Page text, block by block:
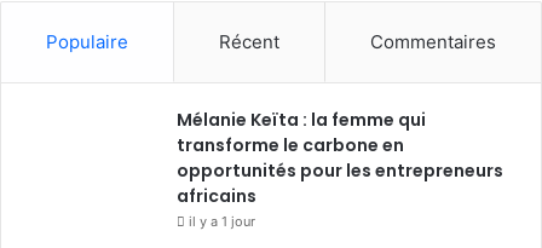
Populaire Récent Commentaires
Mélanie Keïta : la femme qui
transforme le carbone en
opportunités pour les entrepreneurs
africains
il y a 1 jour